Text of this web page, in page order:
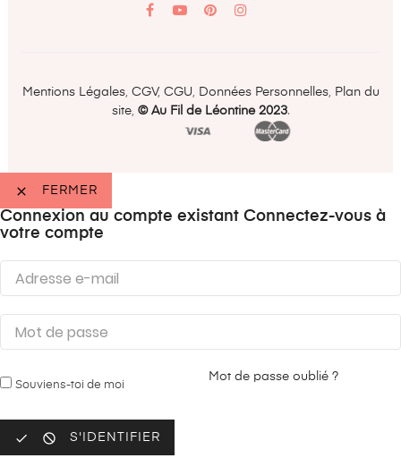
YouTubePinterest
Mentions Légales, CGV, CGU Données Personnelles,
Plan du
site, ©️ Au Fil de Léontine 2023.
 FERMER
Connexion au compte existant Connectez-vous à
votre compte
Souviens-toi de moi
Mot de passe oublié ?
  S'IDENTIFIER